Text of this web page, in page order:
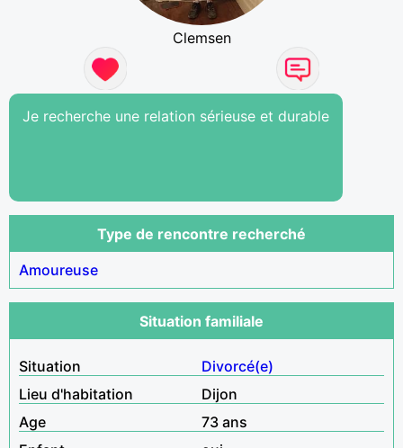
Clemsen
Je recherche une relation sérieuse et durable
Type de rencontre recherché
Amoureuse
Situation familiale
Situation
Divorcé(e)
Lieu d'habitation
Dijon
Age
73 ans